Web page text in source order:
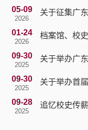
05-09
2026
关于征集广
01-24
2026
档案馆、校
09-30
2025
关于举办广
09-30
2025
关于举办首
09-28
2025
追忆校史传